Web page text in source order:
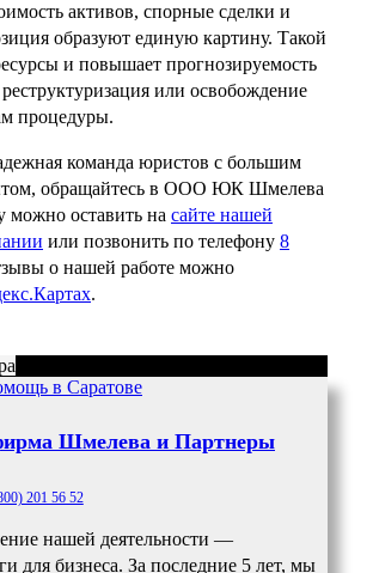
активов, спорные сделки и
образуют единую картину. Такой
и повышает прогнозируемость
реструктуризация или освобождение
процедуры.
команда юристов с большим
обращайтесь в ООО ЮК Шмелева
можно оставить на сайте нашей
или позвонить по телефону 8
о нашей работе можно
.
Шмелева и Партнеры
201 56 52
нашей деятельности —
для бизнеса. За последние 5 лет, мы